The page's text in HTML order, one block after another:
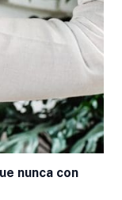
nunca con